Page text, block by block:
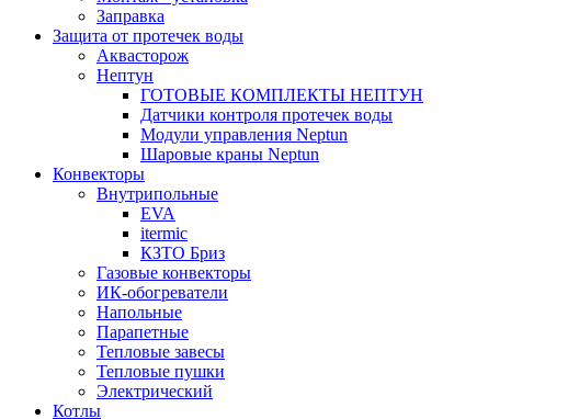
Заправка
Защита от протечек воды
Аквасторож
Нептун
ГОТОВЫЕ КОМПЛЕКТЫ НЕПТУН
Датчики контроля протечек воды
Модули управления Neptun
Шаровые краны Neptun
Конвекторы
Внутрипольные
EVA
itermic
КЗТО Бриз
Газовые конвекторы
ИК-обогреватели
Напольные
Парапетные
Тепловые завесы
Тепловые пушки
Электрический
Котлы